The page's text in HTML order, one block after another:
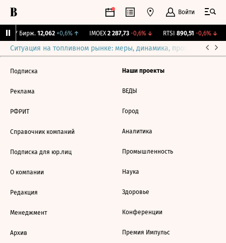
Войти
CNY Бирж. 12,062 +0,6%↑ IMOEX 2 287,73 -0,6%↓ RTSI 890,51 -0,6%↓
Ситуация на топливном рынке: меры, динамика, прогнозы
Подписка
Реклама
РФРИТ
Справочник компаний
Подписка для юр.лиц
О компании
Редакция
Менеджмент
Архив
Наши проекты
ВЕДЫ
Город
Аналитика
Промышленность
Наука
Здоровье
Конференции
Премия Импульс